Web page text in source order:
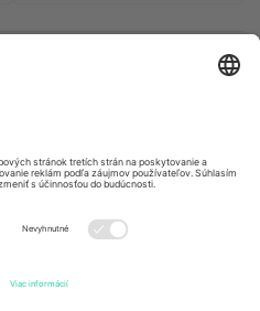
London, EC1V 1AW, United
Kingdom
Switzerland
Engelberg, Switzerland